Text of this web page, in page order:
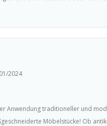
2024
Anwendung traditioneller und
Möbelstücke! Ob